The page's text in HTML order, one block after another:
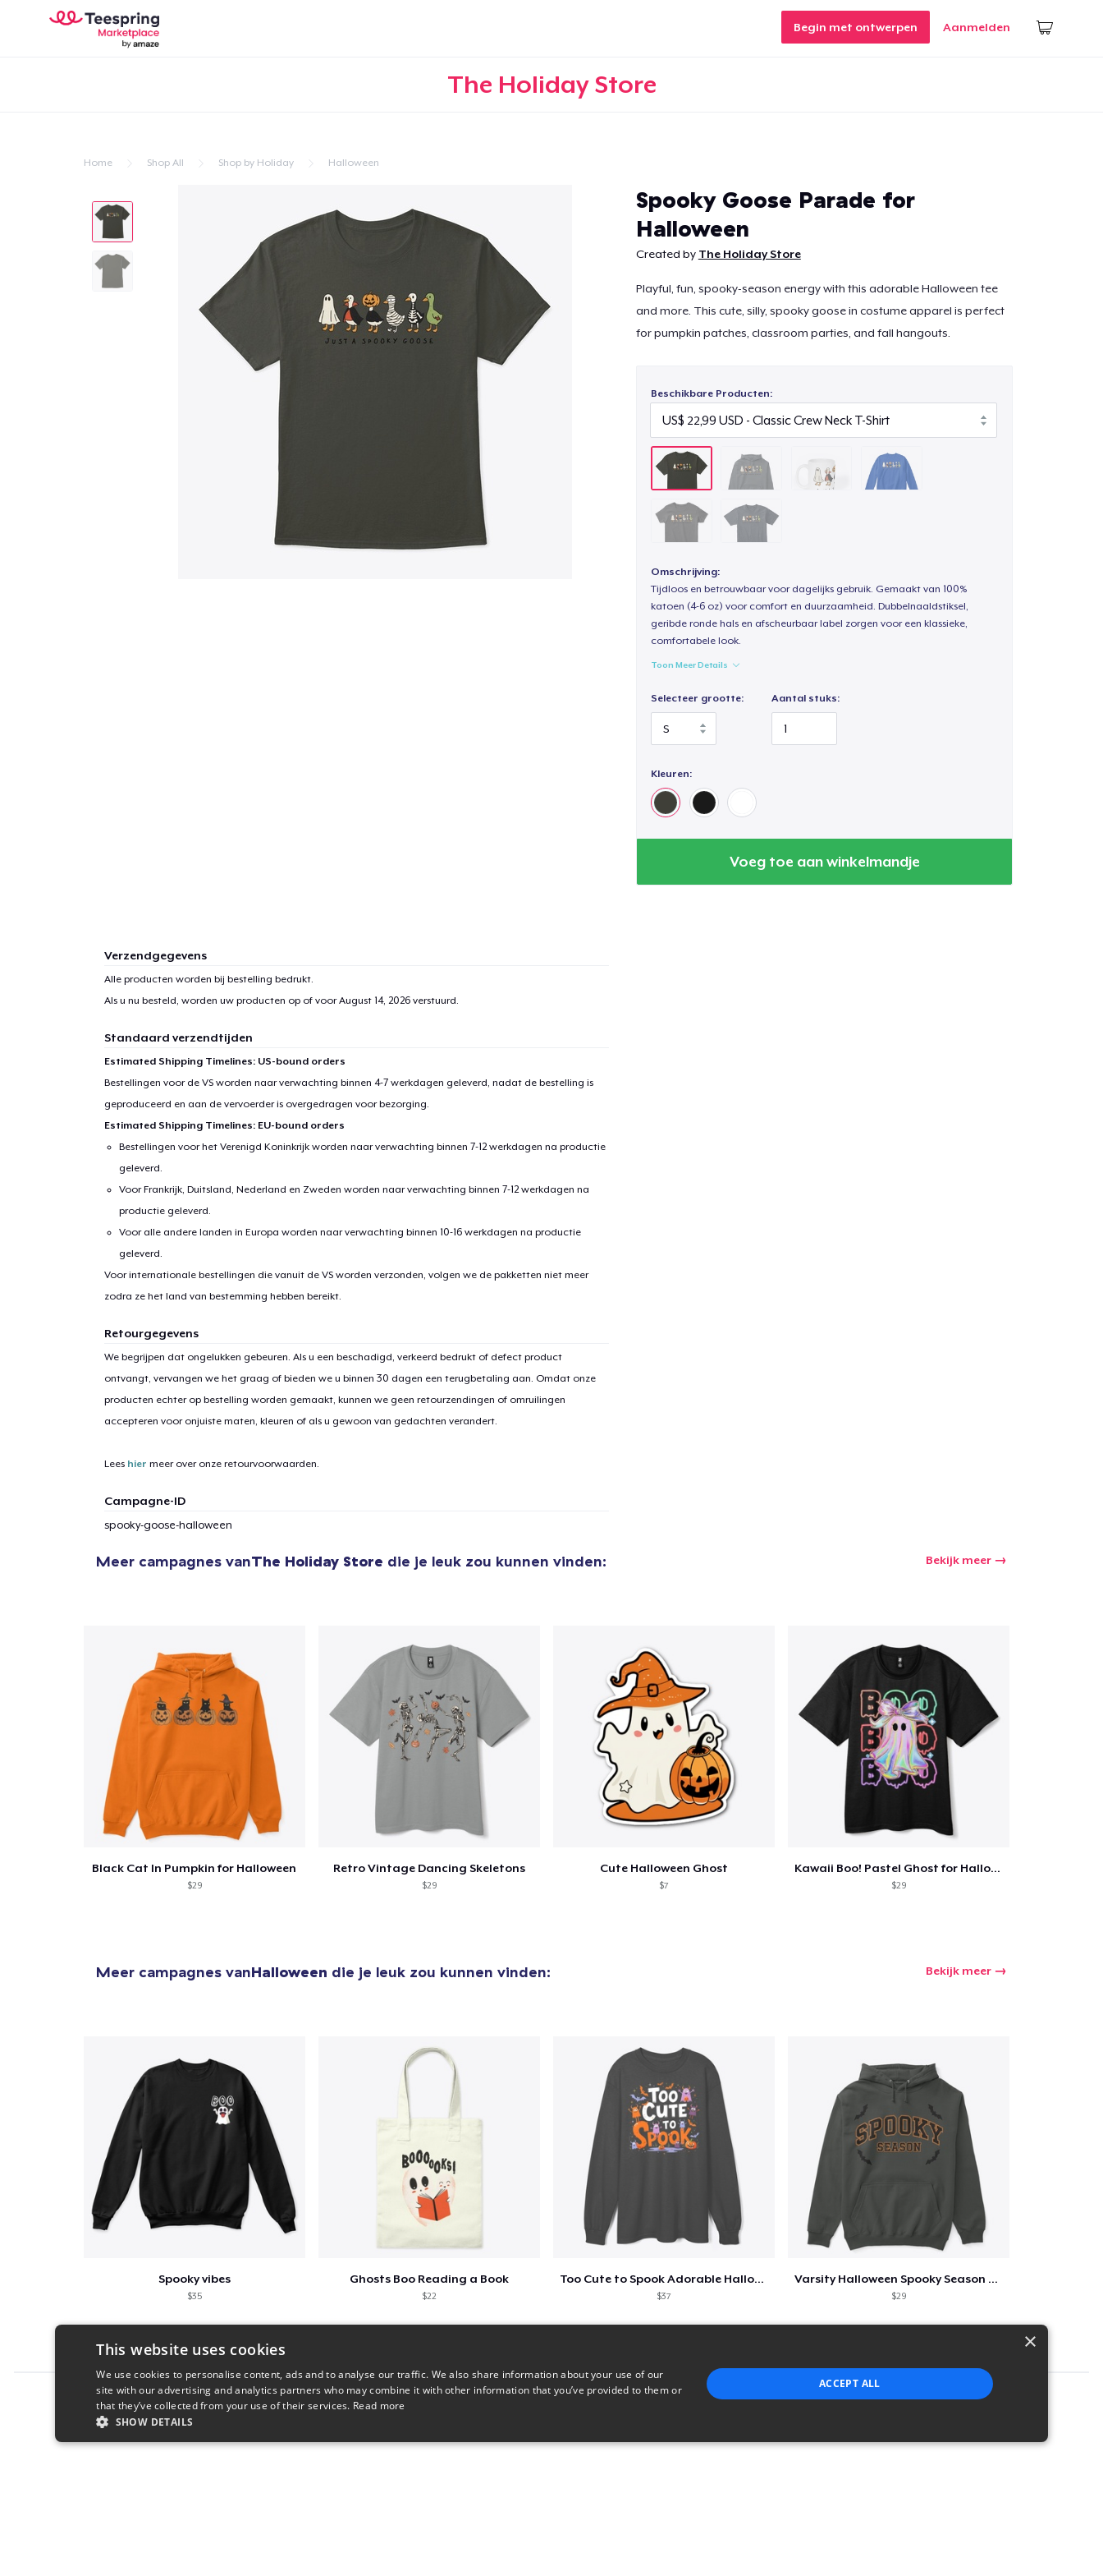
Begin met ontwerpen Aanmelden
The Holiday Store
Home Shop All Shop by Holiday Halloween
Spooky Goose Parade for
Halloween
Created by The Holiday Store
Playful, fun, spooky-season energy with this adorable Halloween tee
and more. This cute, silly, spooky goose in costume apparel is perfect
for pumpkin patches, classroom parties, and fall hangouts.
Beschikbare Producten:
Omschrijving:
Tijdloos en betrouwbaar voor dagelijks gebruik. Gemaakt van 100%
katoen (4-6 oz) voor comfort en duurzaamheid. Dubbelnaaldstiksel,
geribde ronde hals en afscheurbaar label zorgen voor een klassieke,
comfortabele look.
Toon Meer Details
Selecteer grootte: Aantal stuks:
Kleuren:
Voeg toe aan winkelmandje
Verzendgegevens
Alle producten worden bij bestelling bedrukt.
Als u nu besteld, worden uw producten op of voorAugust 14, 2026verstuurd.
Standaard verzendtijden
Estimated Shipping Timelines: US-bound orders
Bestellingen voor de VS worden naar verwachting binnen 4-7 werkdagen geleverd, nadat de bestelling is
geproduceerd en aan de vervoerder is overgedragen voor bezorging.
Estimated Shipping Timelines: EU-bound orders
Bestellingen voor het Verenigd Koninkrijk worden naar verwachting binnen 7-12 werkdagen na productie
geleverd.
Voor Frankrijk, Duitsland, Nederland en Zweden worden naar verwachting binnen 7-12 werkdagen na
productie geleverd.
Voor alle andere landen in Europa worden naar verwachting binnen 10-16 werkdagen na productie
geleverd.
Voor internationale bestellingen die vanuit de VS worden verzonden, volgen we de pakketten niet meer
zodra ze het land van bestemming hebben bereikt.
Retourgegevens
We begrijpen dat ongelukken gebeuren. Als u een beschadigd, verkeerd bedrukt of defect product
ontvangt, vervangen we het graag of bieden we u binnen 30 dagen een terugbetaling aan. Omdat onze
producten echter op bestelling worden gemaakt, kunnen we geen retourzendingen of omruilingen
accepteren voor onjuiste maten, kleuren of als u gewoon van gedachten verandert.
Lees hier meer over onze retourvoorwaarden.
Campagne-ID
spooky-goose-halloween
Meer campagnes vanThe Holiday Store die je leuk zou kunnen vinden: Bekijk meer
Black Cat In Pumpkin for Halloween
$29
Retro Vintage Dancing Skeletons
$29
Cute Halloween Ghost
$7
Kawaii Boo! Pastel Ghost for Halloween
$29
Meer campagnes vanHalloween die je leuk zou kunnen vinden: Bekijk meer
Spooky vibes
$35
Ghosts Boo Reading a Book
$22
Too Cute to Spook Adorable Halloween Tee
$37
Varsity Halloween Spooky Season Letter
$29
Report this product
1item aan
Ga door naar de Kassa
Mug
US$ 23,99
Women's Classic Tee
US$ 16,99
Next Level 3600 | Premium Ring-Spun Cotton T-Shirt
US$ 17,99
×
This website uses cookies
We use cookies to personalise content, ads and to analyse our traffic. We also share information about your use of our
site with our advertising and analytics partners who may combine it with other information that you’ve provided to them or
that they’ve collected from your use of their services. Read more
SHOW DETAILS
ACCEPT ALL